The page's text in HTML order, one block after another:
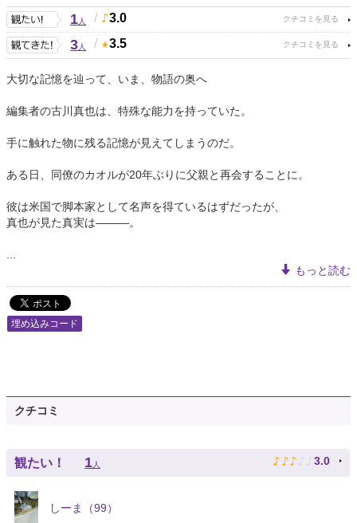
1人 / 3.0
3人 / 3.5
大切な記憶を辿って、いま、物語の奥へ
編集者の古川真也は、特殊な能力を持っていた。
手に触れた物に残る記憶が見えてしまうのだ。
ある日、同僚のカオルが20年ぶりに父親と再会することに。
彼は米国で脚本家として名声を得ているはずだったが、
真也が見た真実は―――。
もっと読む
埋め込みコード
クチコミ
観たい！ 1人 ♪ ♪ ♪ ♪ ♪ 3.0
しーま（99）